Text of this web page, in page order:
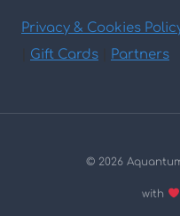
Privacy & Cookies
Gift Cards Partners
© 2026
with